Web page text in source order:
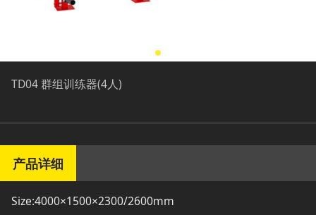
TD04 群组训练器(4人)
产品详细
Size:4000×1500×2300/2600mm